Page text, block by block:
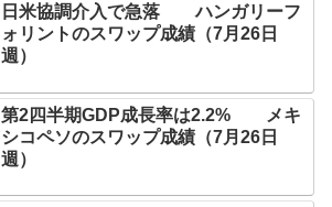
日米協調介入で急落 ハンガリーフ
ォリントのスワップ成績（7月26日
週）
第2四半期GDP成長率は2.2% メキ
シコペソのスワップ成績（7月26日
週）